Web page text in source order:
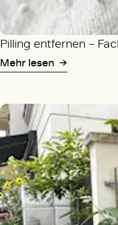
Pilling entfernen –
Mehr lesen